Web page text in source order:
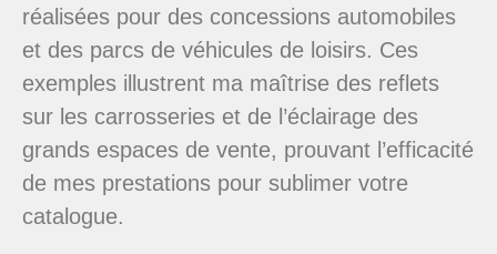
réalisées pour des concessions automobiles
et des parcs de véhicules de loisirs. Ces
exemples illustrent ma maîtrise des reflets
sur les carrosseries et de l’éclairage des
grands espaces de vente, prouvant l’efficacité
de mes prestations pour sublimer votre
catalogue.